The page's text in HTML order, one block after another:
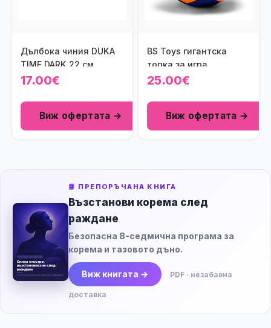
Дълбока чиния DUKA
TIME DARK 22 см.,
черен
17.00€
Виж офертата →
BS Toys гигантска
топка за игра
25.00€
Виж офертата →
📘 ПРЕПОРЪЧАНА КНИГА
Възстанови корема след
раждане
Безопасна 8-седмична програма за
корема и тазовото дъно.
Виж книгата → PDF · незабавна
доставка